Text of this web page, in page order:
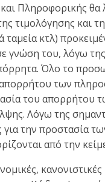
Πληροφορικής θα
τιμολόγησης και
κτλ)
γνώση του, λόγω
Όλο το
απορρήτου των
του
Λόγω της
την προστασία
από την
κανονιστικές